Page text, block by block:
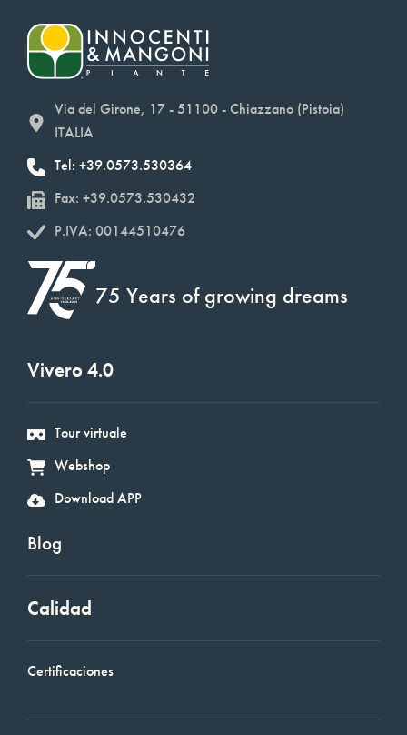
Via del Girone, 17 - 51100 - Chiazzano (Pistoia)
ITALIA
Tel: +39.0573.530364
Fax: +39.0573.530432
P.IVA: 00144510476
75 Years of growing dreams
Vivero 4.0
Tour virtuale
Webshop
Download APP
Blog
Calidad
Certificaciones